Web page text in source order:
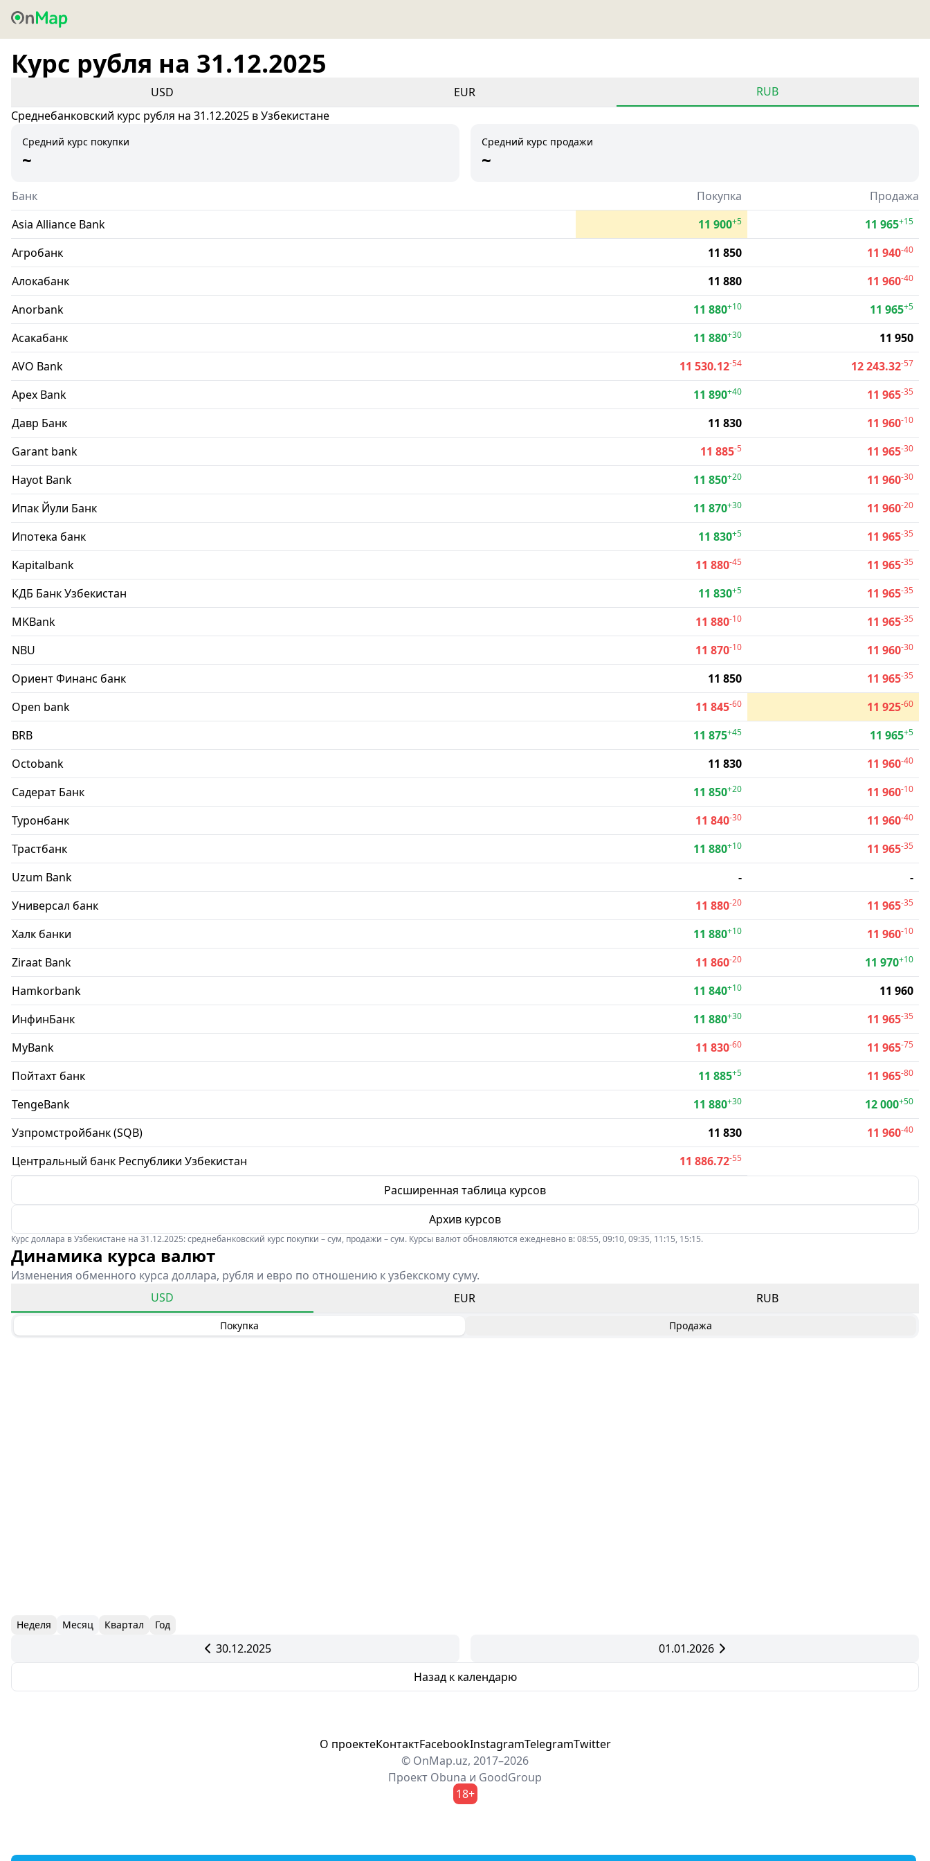
Курс рубля на 31.12.2025
USD EUR
RUB
Среднебанковский курс рубля на 31.12.2025 в Узбекистане
Средний курс покупки
~
Средний курс продажи
~
Банк Покупка
Продажа
Asia Alliance Bank
11 900+5 11 965+15
Агробанк 11 850 11 940-40
Алокабанк 11 880 11 960-40
Anorbank 11 880+10 11 965+5
Асакабанк 11 880+30
11 950
AVO Bank
11 530.12-54 12 243.32-57
Apex Bank 11 890+40 11 965-35
Давр Банк 11 830 11 960-10
Garant bank 11 885-5 11 965-30
Hayot Bank 11 850+20 11 960-30
Ипак Йули Банк 11 870+30 11 960-20
Ипотека банк 11 830+5 11 965-35
Kapitalbank 11 880-45 11 965-35
КДБ Банк Узбекистан 11 830+5 11 965-35
MKBank 11 880-10 11 965-35
NBU 11 870-10 11 960-30
Ориент Финанс банк 11 850 11 965-35
Open bank 11 845-60 11 925-60
BRB 11 875+45 11 965+5
Octobank 11 830 11 960-40
Садерат Банк 11 850+20 11 960-10
Туронбанк 11 840-30 11 960-40
Трастбанк 11 880+10 11 965-35
Uzum Bank -
-
Универсал банк
11 880-20 11 965-35
Халк банки 11 880+10 11 960-10
Ziraat Bank 11 860-20 11 970+10
Hamkorbank 11 840+10
11 960
ИнфинБанк
11 880+30 11 965-35
MyBank 11 830-60 11 965-75
Пойтахт банк 11 885+5 11 965-80
TengeBank 11 880+30 12 000+50
Узпромстройбанк (SQB) 11 830 11 960-40
Центральный банк Республики Узбекистан 11 886.72-55
Расширенная таблица курсов
Архив курсов
Курс доллара в Узбекистане на 31.12.2025: среднебанковский курс покупки – сум, продажи – сум. Курсы валют обновляются ежедневно в: 08:55, 09:10, 09:35, 11:15, 15:15.
Динамика курса валют
Изменения обменного курса доллара, рубля и евро по отношению к узбекскому суму.
USD
EUR RUB
Покупка Продажа
Неделя Месяц Квартал Год
30.12.2025
01.01.2026
Назад к календарю
О проектеКонтактFacebookInstagramTelegramTwitter
© OnMap.uz, 2017–2026
Проект Obuna и GoodGroup
18+